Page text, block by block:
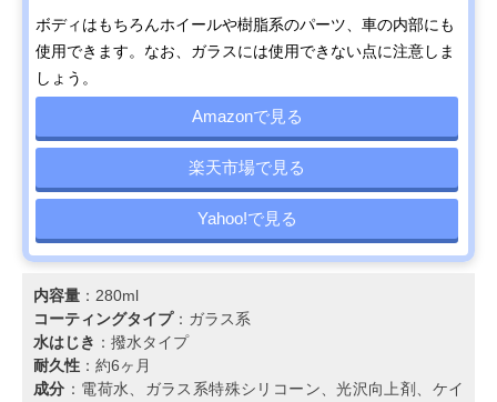
ボディはもちろんホイールや樹脂系のパーツ、車の内部にも
使用できます。なお、ガラスには使用できない点に注意しま
しょう。
Amazonで見る
楽天市場で見る
Yahoo!で見る
内容量 ：280ml
コーティングタイプ：ガラス系
水はじき ：撥水タイプ
耐久性 ：約6ヶ月
成分 ：電荷水、ガラス系特殊シリコーン、光沢向上剤、ケイ